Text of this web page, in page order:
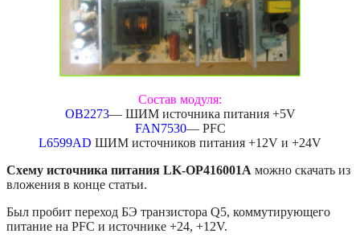
Состав модуля:
OB2273— ШИМ источника питания +5V
FAN7530— PFC
L6599AD ШИМ источников питания +12V и +24V
Схему источника питания LK-OP416001A можно скачать из
вложения в конце статьи.
Был пробит переход БЭ транзистора Q5, коммутирующего
питание на PFC и источнике +24, +12V.